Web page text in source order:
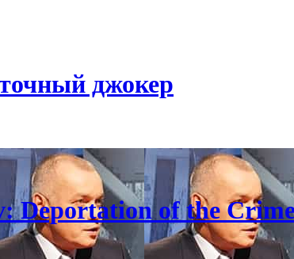
джокер
Deportation of the